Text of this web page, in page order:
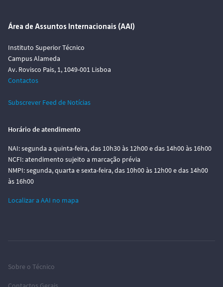
Área de Assuntos Internacionais (AAI)
Instituto Superior Técnico
Campus Alameda
Av. Rovisco Pais, 1, 1049-001 Lisboa
Contactos
Subscrever Feed de Notícias
Horário de atendimento
NAI: segunda a quinta-feira, das 10h30 às 12h00 e das 14h00 às 16h00
NCFI: atendimento sujeito a marcação prévia
NMPI: segunda, quarta e sexta-feira, das 10h00 às 12h00 e das 14h00
às 16h00
Localizar a AAI no mapa
Sobre o Técnico